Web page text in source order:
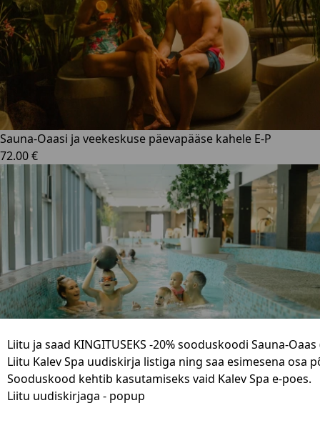
Sauna-Oaasi ja veekeskuse päevapääse kahele E-P
72.00 €
Pere päevapääse veekeskusesse E-P
Liitu ja saad KINGITUSEKS -20% sooduskoodi Sauna-
Liitu Kalev Spa uudiskirja listiga ning saa esimesena
Sooduskood kehtib kasutamiseks vaid Kalev Spa e-poes.
Liitu uudiskirjaga - popup